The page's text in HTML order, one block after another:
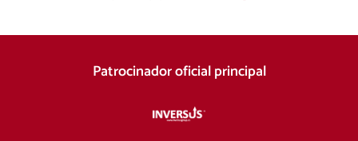
Patrocinador oficial principal